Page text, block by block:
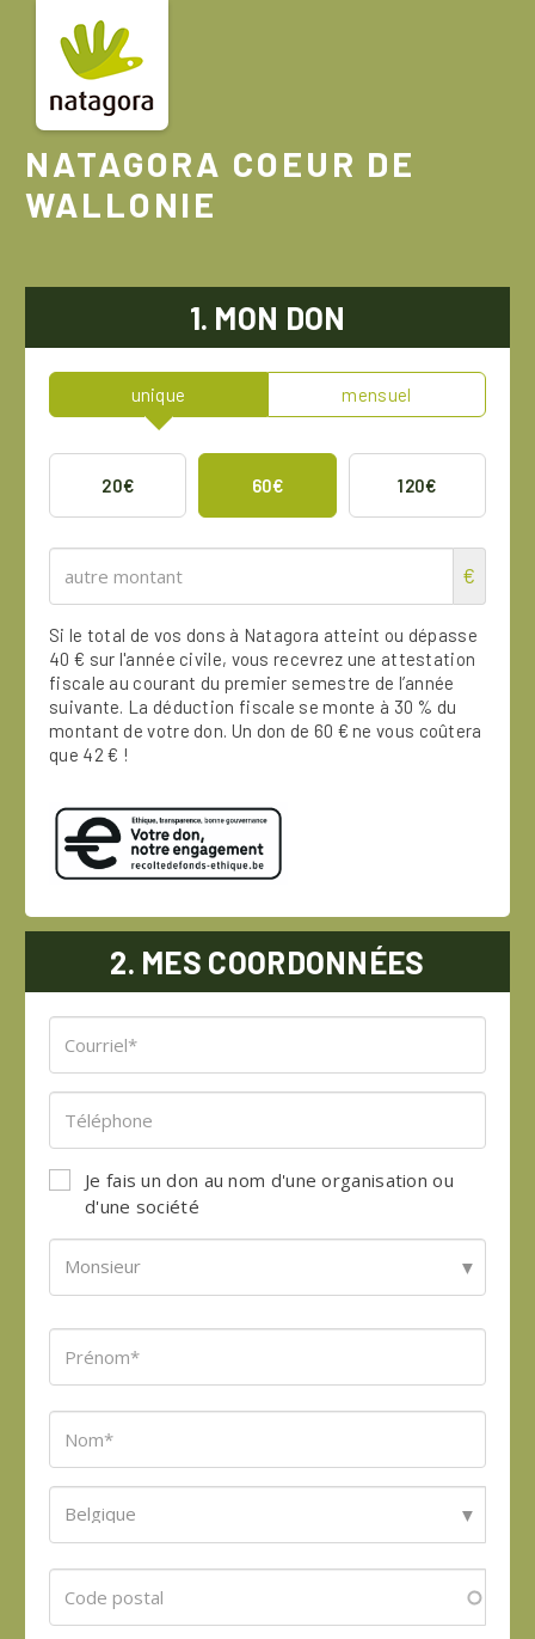
contenu
principal
NATAGORA COEUR DE
WALLONIE
1. MON DON
unique mensuel
20€ 60€ 120€
€
Si le total de vos dons à Natagora atteint ou dépasse
40 € sur l'année civile, vous recevrez une attestation
fiscale au courant du premier semestre de l’année
suivante. La déduction fiscale se monte à 30 % du
montant de votre don. Un don de 60 € ne vous coûtera
que 42 € !
2. MES COORDONNÉES
Je fais un don au nom d'une organisation ou
d'une société